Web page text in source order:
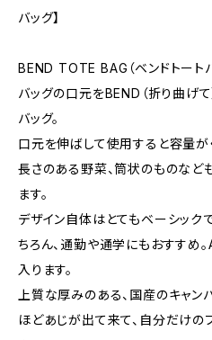
バッグ】
BEND TOTE BAG（ベンドトートバ
バッグの口元をBEND（折り曲げ
バッグ。
口元を伸ばして使用すると容量が
長さのある野菜、筒状のものなど
ます。
デザイン自体はとてもベーシック
ちろん、通勤や通学にもおすすめ
入ります。
上質な厚みのある、国産のキャン
ほどあじが出て来て、自分だけの